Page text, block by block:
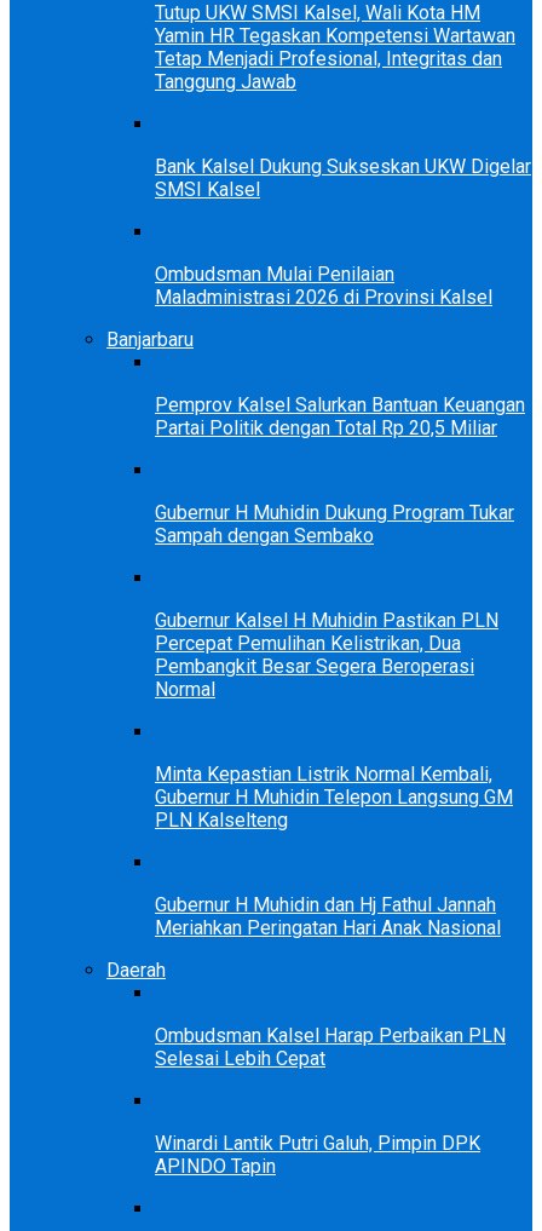
Tutup UKW SMSI Kalsel, Wali Kota HM
Yamin HR Tegaskan Kompetensi Wartawan
Tetap Menjadi Profesional, Integritas dan
Tanggung Jawab
Bank Kalsel Dukung Sukseskan UKW Digelar
SMSI Kalsel
Ombudsman Mulai Penilaian
Maladministrasi 2026 di Provinsi Kalsel
Banjarbaru
Pemprov Kalsel Salurkan Bantuan Keuangan
Partai Politik dengan Total Rp 20,5 Miliar
Gubernur H Muhidin Dukung Program Tukar
Sampah dengan Sembako
Gubernur Kalsel H Muhidin Pastikan PLN
Percepat Pemulihan Kelistrikan, Dua
Pembangkit Besar Segera Beroperasi
Normal
Minta Kepastian Listrik Normal Kembali,
Gubernur H Muhidin Telepon Langsung GM
PLN Kalselteng
Gubernur H Muhidin dan Hj Fathul Jannah
Meriahkan Peringatan Hari Anak Nasional
Daerah
Ombudsman Kalsel Harap Perbaikan PLN
Selesai Lebih Cepat
Winardi Lantik Putri Galuh, Pimpin DPK
APINDO Tapin